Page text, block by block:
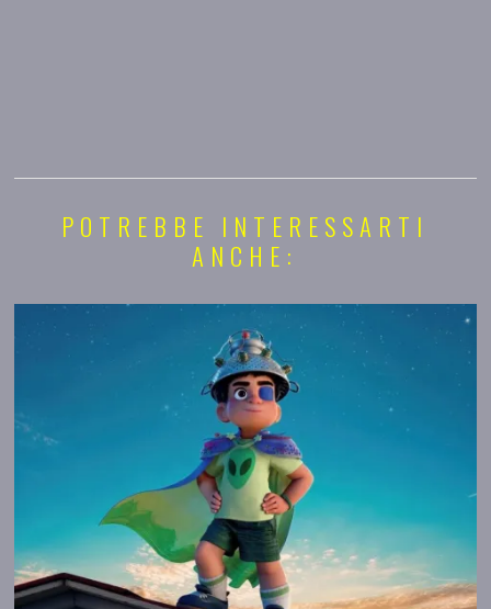
POTREBBE INTERESSARTI
ANCHE: